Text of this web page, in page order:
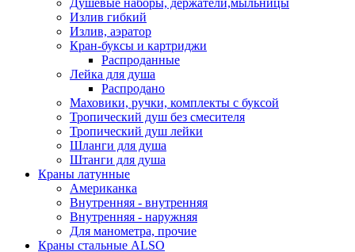
Излив гибкий
Излив, аэратор
Кран-буксы и картриджи
Распроданные
Лейка для душа
Распродано
Маховики, ручки, комплекты с буксой
Тропический душ без смесителя
Тропический душ лейки
Шланги для душа
Штанги для душа
Краны латунные
Американка
Внутренняя - внутренняя
Внутренняя - наружняя
Для манометра, прочие
Краны стальные ALSO